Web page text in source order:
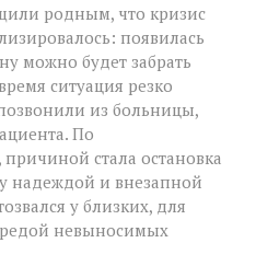
родным, что кризис
появилась
можно будет забрать
ситуация резко
из больницы,
По
стала остановка
надеждой и внезапной
у близких, для
невыносимых